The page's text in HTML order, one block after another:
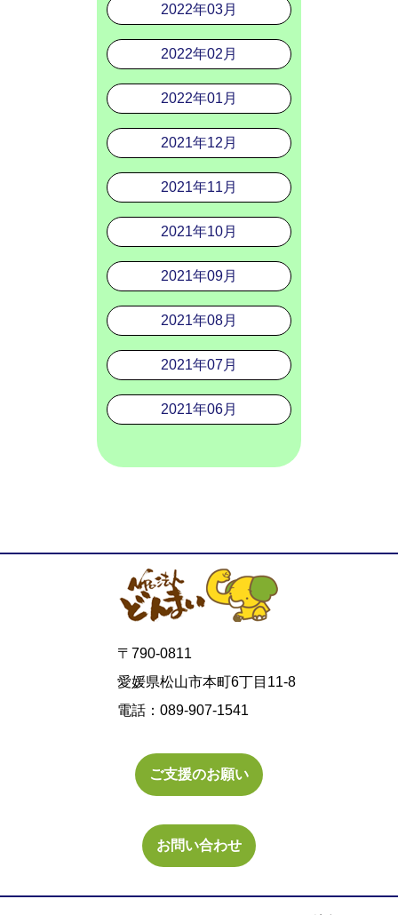
2022年03月
2022年02月
2022年01月
2021年12月
2021年11月
2021年10月
2021年09月
2021年08月
2021年07月
2021年06月
〒790-0811
愛媛県松山市本町6丁目11-8
電話：089-907-1541
ご支援のお願い
お問い合わせ